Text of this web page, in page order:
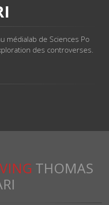
médialab de Sciences Po
des controverses.
THOMAS